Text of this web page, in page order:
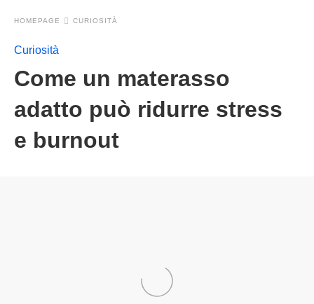
HOMEPAGE CURIOSITÀ
Curiosità
Come un materasso
adatto può ridurre stress
e burnout